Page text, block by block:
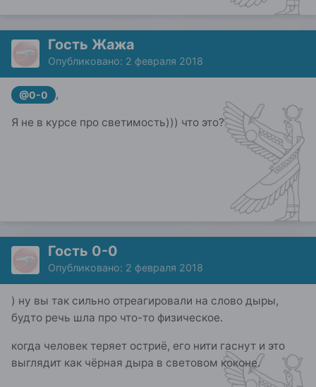
Гость Жажа
Опубликовано: 2 февраля 2018
@0-0 ,
Я не в курсе про светимость))) что это?
Гость 0-0
Опубликовано: 2 февраля 2018
) ну вы так сильно отреагировали на слово дыры,
будто речь шла про что-то физическое.
когда человек теряет остриё, его нити гаснут и это
выглядит как чёрная дыра в световом коконе.